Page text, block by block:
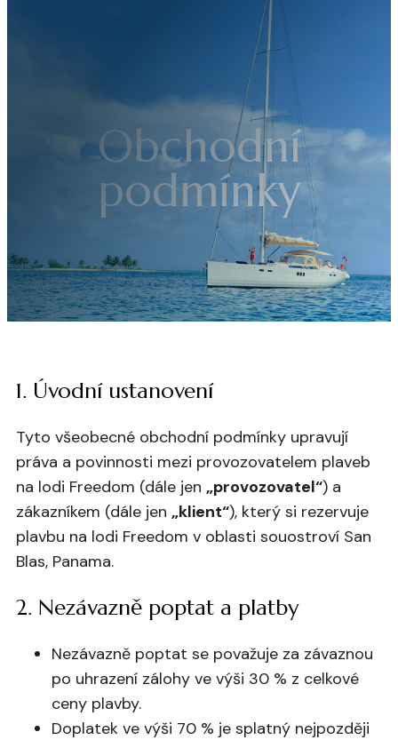
Obchodní
podmínky
1. Úvodní ustanovení
Tyto všeobecné obchodní podmínky upravují
práva a povinnosti mezi provozovatelem plaveb
na lodi Freedom (dále jen „provozovatel“) a
zákazníkem (dále jen „klient“), který si rezervuje
plavbu na lodi Freedom v oblasti souostroví San
Blas, Panama.
2. Nezávazně poptat a platby
Nezávazně poptat se považuje za závaznou
po uhrazení zálohy ve výši 30 % z celkové
ceny plavby.
Doplatek ve výši 70 % je splatný nejpozději